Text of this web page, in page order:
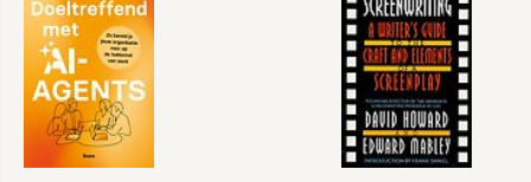
Spin
verkooptechniek
Spin Selling